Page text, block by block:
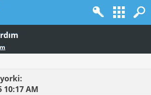
10:17 AM